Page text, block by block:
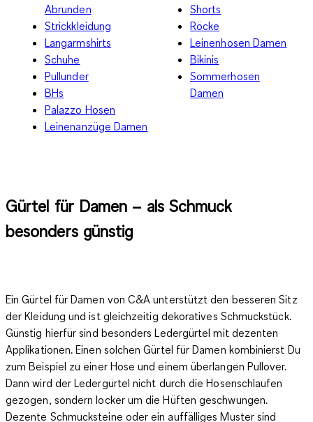
Abrunden
Strickkleidung
Langarmshirts
Schuhe
Pullunder
BHs
Palazzo Hosen
Leinenanzüge Damen
Shorts
Röcke
Leinenhosen Damen
Bikinis
Sommerhosen
Damen
Gürtel für Damen – als Schmuck
besonders günstig
Ein Gürtel für Damen von C&A unterstützt den besseren Sitz
der Kleidung und ist gleichzeitig dekoratives Schmuckstück.
Günstig hierfür sind besonders Ledergürtel mit dezenten
Applikationen. Einen solchen Gürtel für Damen kombinierst Du
zum Beispiel zu einer Hose und einem überlangen Pullover.
Dann wird der Ledergürtel nicht durch die Hosenschlaufen
gezogen, sondern locker um die Hüften geschwungen.
Dezente Schmucksteine oder ein auffälliges Muster sind